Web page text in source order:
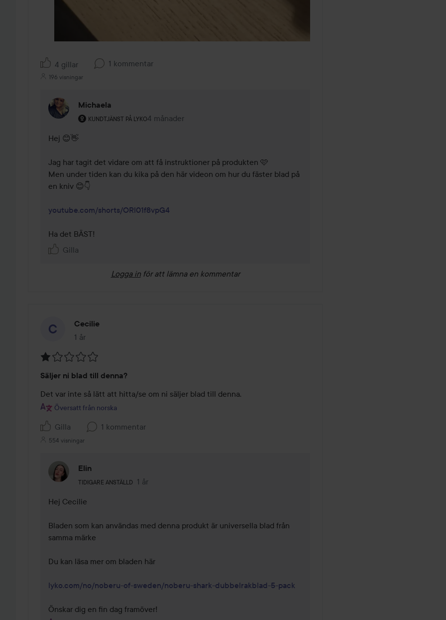
4 gillar 1 kommentar
196 visningar
Michaela
KUNDTJÄNST PÅ LYKO
Användarens roll: Kundtjänst på Lyko.
4 månader
Kommentaren lades 4 månader
Hej 😊👋
Jag har tagit det vidare om att få instruktioner på produkten 🩷
Men under tiden kan du kika på den här videon om hur du fäster blad på
en kniv 😊👇
youtube.com/shorts/ORl01f8vpG4
Ha det BÄST!
Gilla
Logga in för att lämna en kommentar
Cecilie
1 år
Inlägget skapades 1 år
1
av
5
Säljer ni blad till denna?
Det var inte så lätt att hitta/se om ni säljer blad till denna.
Översatt från norska
Gilla 1 kommentar
554 visningar
Elin
TIDIGARE ANSTÄLLD
Användarens roll: Tidigare anställd.
1 år
Kommentaren lades 1 år
Hej Cecilie
Bladen som kan användas med denna produkt är universella blad från
samma märke
Du kan läsa mer om bladen här
lyko.com/no/noberu-of-sweden/noberu-shark-dubbelrakblad-5-pack
Önskar dig en fin dag framöver!